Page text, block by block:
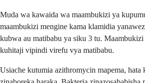
Muda wa kawaida wa maambukizi ya
maambukizi mengine kama klamidia
kubwa au matibabu ya siku 3 tu.
kuhitaji vipindi virefu vya matibabu.
Usiache kutumia azithromycin mapema, hata